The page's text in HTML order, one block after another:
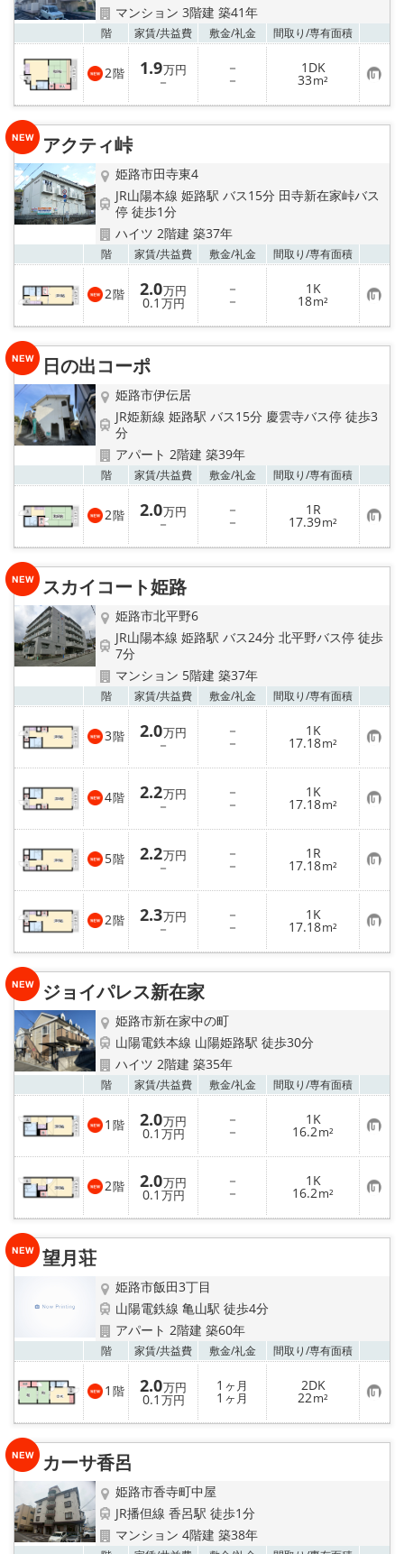
マンション 3階建 築41年
階 家賃/共益費 敷金/礼金 間取り/専有面積
2階 1.9万円
－
－
－
1DK
33m² お
気
に
り
アクティ峠
姫路市田寺東4
JR山陽本線 姫路駅 バス15分 田寺新在家峠バス
停 徒歩1分
ハイツ 2階建 築37年
階 家賃/共益費 敷金/礼金 間取り/専有面積
2階 2.0万円
0.1 万円
－
－
1K
18m² お
気
に
り
日の出コーポ
姫路市伊伝居
JR姫新線 姫路駅 バス15分 慶雲寺バス停 徒歩3
分
アパート 2階建 築39年
階 家賃/共益費 敷金/礼金 間取り/専有面積
2階 2.0万円
－
－
－
1R
17.39m² お
気
に
り
スカイコート姫路
姫路市北平野6
JR山陽本線 姫路駅 バス24分 北平野バス停 徒歩
7分
マンション 5階建 築37年
階 家賃/共益費 敷金/礼金 間取り/専有面積
3階 2.0万円
－
－
－
1K
17.18m² お
気
に
入
り
登
録
4階 2.2万円
－
－
－
1K
17.18m² お
気
に
入
り
登
録
5階 2.2万円
－
－
－
1R
17.18m² お
気
に
入
り
登
録
2階 2.3万円
－
－
－
1K
17.18m² お
気
に
り
ジョイパレス新在家
姫路市新在家中の町
山陽電鉄本線 山陽姫路駅 徒歩30分
ハイツ 2階建 築35年
階 家賃/共益費 敷金/礼金 間取り/専有面積
1 階 2.0万円
0.1 万円
－
－
1K
16.2m² お
気
に
入
り
登
録
2階 2.0万円
0.1 万円
－
－
1K
16.2m² お
気
に
り
望月荘
姫路市飯田3丁目
山陽電鉄線 亀山駅 徒歩4分
アパート 2階建 築60年
階 家賃/共益費 敷金/礼金 間取り/専有面積
1 階 2.0万円
0.1 万円
1 ヶ月
1 ヶ月
2DK
22m² お
気
に
り
カーサ香呂
姫路市香寺町中屋
JR播但線 香呂駅 徒歩1分
マンション 4階建 築38年